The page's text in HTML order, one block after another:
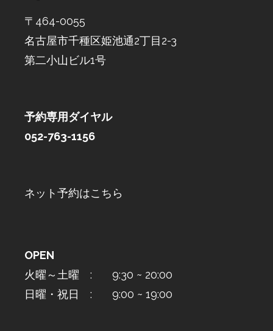
〒464-0055
名古屋市千種区姫池通2丁目2-3
第二小山ビル1号
予約専用ダイヤル
052-763-1156
ネット予約はこちら
OPEN
火曜～土曜 : 9:30 ~ 20:00
日曜・祝日 : 9:00 ~ 19:00